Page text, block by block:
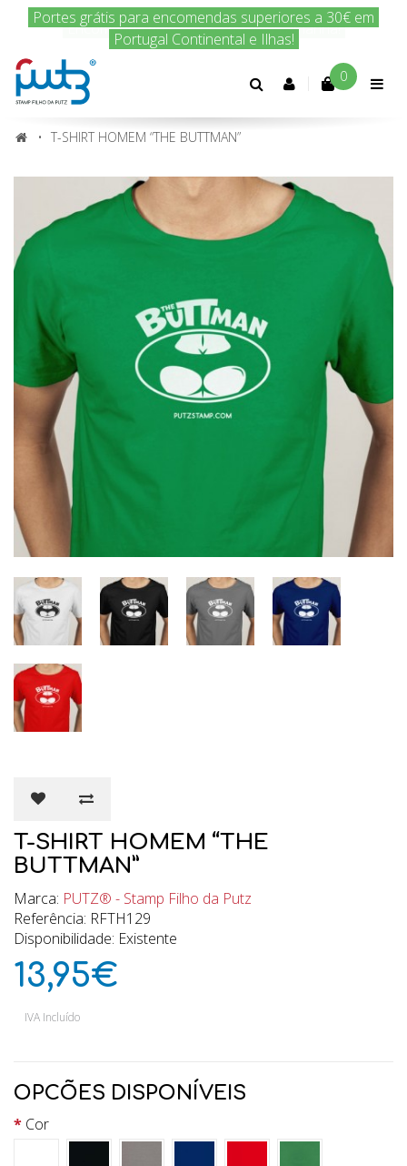
Encomenda hoje e nós enviamos amanhã!
Conta 0
T-SHIRT HOMEM “THE BUTTMAN”
T-SHIRT HOMEM “THE
BUTTMAN”
Marca: PUTZ® - Stamp Filho da Putz
Referência: RFTH129
Disponibilidade: Existente
13,95€
IVA Incluído
OPCÕES DISPONÍVEIS
Cor